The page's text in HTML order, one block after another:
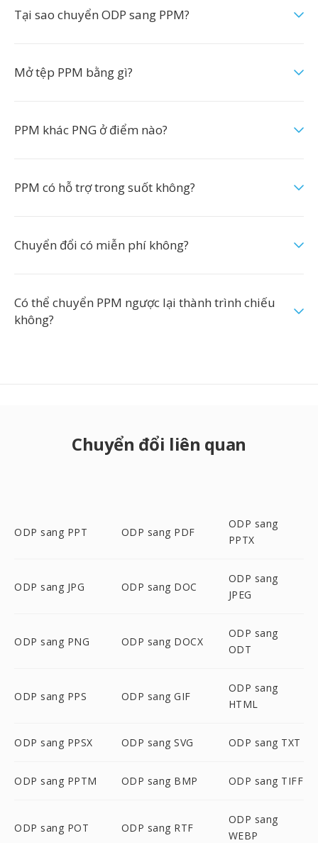
Tại sao chuyển ODP sang PPM?
Mở tệp PPM bằng gì?
PPM khác PNG ở điểm nào?
PPM có hỗ trợ trong suốt không?
Chuyển đổi có miễn phí không?
Có thể chuyển PPM ngược lại thành trình chiếu
không?
Chuyển đổi liên quan
ODP sang PPT ODP sang PDF
ODP sang
PPTX
ODP sang JPG ODP sang DOC
ODP sang
JPEG
ODP sang PNG ODP sang DOCX
ODP sang
ODT
ODP sang PPS ODP sang GIF
ODP sang
HTML
ODP sang PPSX ODP sang SVG ODP sang TXT
ODP sang PPTM ODP sang BMP ODP sang TIFF
ODP sang POT ODP sang RTF
ODP sang
WEBP